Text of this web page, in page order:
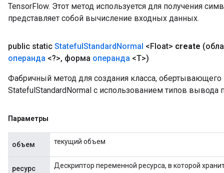
TensorFlow. Этот метод используется для получения
представляет собой вычисление входных данных.
public static StatefulStandardNormal <Float> create
операнда <?>, форма операнда <T>)
Фабричный метод для создания класса,
StatefulStandardNormal с использованием типов вывода
Параметры
объем текущий объем
ресурс Дескриптор переменной ресурса, в которой